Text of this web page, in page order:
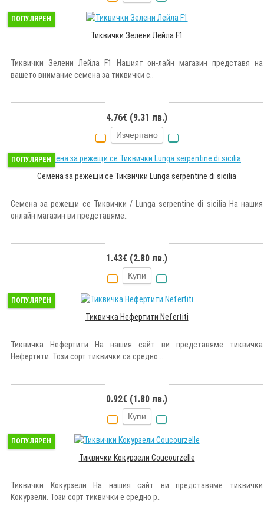
ПОПУЛЯРЕН
Тиквички Зелени Лейла F1
Тиквички Зелени Лейла F1 Нашият он-лайн магазин представя на
вашето внимание семена за тиквички с..
4.76€ (9.31 лв.)
Изчерпано
ПОПУЛЯРЕН
Семена за режещи се Тиквички Lunga serpentine di sicilia
Семена за режещи се Тиквички / Lunga serpentine di sicilia На нашия
онлайн магазин ви представяме..
1.43€ (2.80 лв.)
Купи
ПОПУЛЯРЕН
Тиквичка Нефертити Nefertiti
Тиквичка Нефертити На нашия сайт ви представяме тиквичка
Нефертити. Този сорт тиквички са средно ..
0.92€ (1.80 лв.)
Купи
ПОПУЛЯРЕН
Тиквички Кокурзели Coucourzelle
Тиквички Кокурзели На нашия сайт ви представяме тиквички
Кокурзели. Този сорт тиквички е средно р..